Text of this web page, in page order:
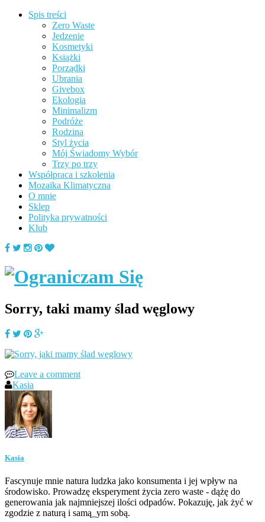
Spis treści
Zero Waste
Jedzenie
Kosmetyki
Książki
Porządki
Ubrania
Givebox
Ekologia
Minimalizm
Podróże
Rodzina
Styl życia
Mój Świadomy Wybór
Trzy po trzy
Współpraca i szkolenia
Mozaika Klimatyczna
O mnie
Sklep
Polityka prywatności
Klub
Sorry, taki mamy ślad węglowy
Leave a comment
Kasia
Kasia
Fascynuje mnie natura ludzka jako konsumenta i jej wpływ na
środowisko. Prowadzę eksperyment życia zero waste - dążę do
generowania jak najmniejszej ilości odpadów. Pokazuję, jak żyć w
zgodzie z naturą i samą_ym sobą.